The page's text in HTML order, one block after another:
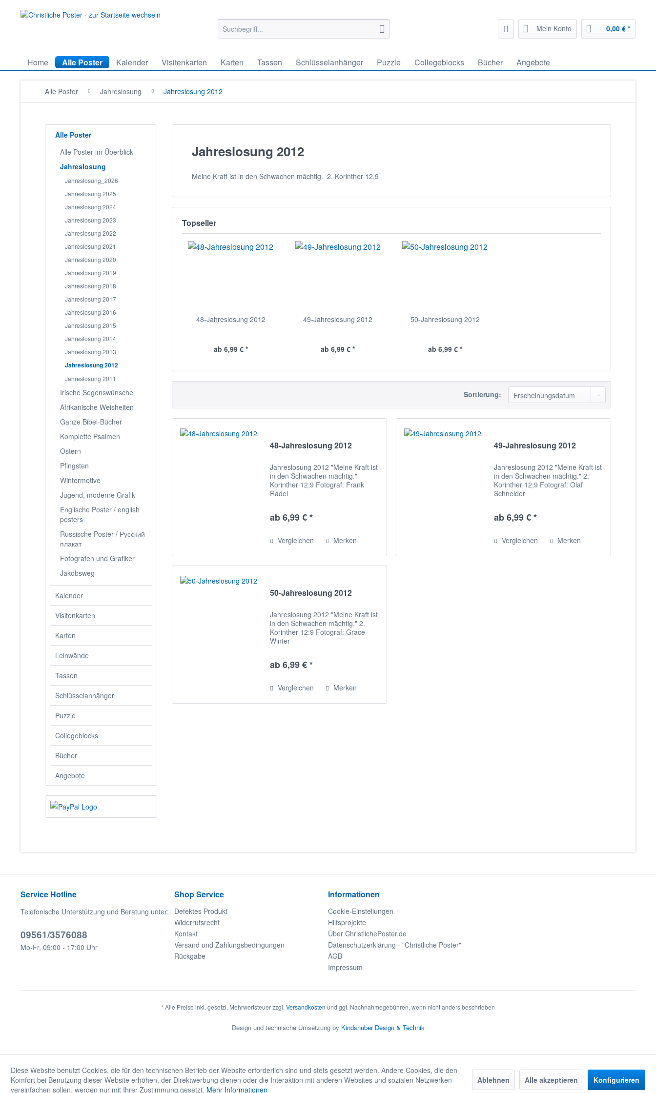
Mein Konto 0,00 € *
Home Alle Poster Kalender Visitenkarten Karten Tassen Schlüsselanhänger Puzzle Collegeblocks Bücher Angebote
Alle Poster Jahreslosung Jahreslosung 2012
Alle Poster
Alle Poster im Überblick
Jahreslosung
Jahreslosung_2026
Jahreslosung 2025
Jahreslosung 2024
Jahreslosung 2023
Jahreslosung 2022
Jahreslosung 2021
Jahreslosung 2020
Jahreslosung 2019
Jahreslosung 2018
Jahreslosung 2017
Jahreslosung 2016
Jahreslosung 2015
Jahreslosung 2014
Jahreslosung 2013
Jahreslosung 2012
Jahreslosung 2011
Irische Segenswünsche
Afrikanische Weisheiten
Ganze Bibel-Bücher
Komplette Psalmen
Ostern
Pfingsten
Wintermotive
Jugend, moderne Grafik
Englische Poster / english
posters
Russische Poster / Русский
плакат
Fotografen und Grafiker
Jakobsweg
Kalender
Visitenkarten
Karten
Leinwände
Tassen
Schlüsselanhänger
Puzzle
Collegeblocks
Bücher
Angebote
Jahreslosung 2012
Meine Kraft ist in den Schwachen mächtig. 2. Korinther 12,9
Topseller
48-Jahreslosung 2012
ab 6,99 € *
49-Jahreslosung 2012
ab 6,99 € *
50-Jahreslosung 2012
ab 6,99 € *
Sortierung:
48-Jahreslosung 2012
Jahreslosung 2012 "Meine Kraft ist
in den Schwachen mächtig."
Korinther 12,9 Fotograf: Frank
Radel
ab 6,99 € *
Vergleichen Merken
49-Jahreslosung 2012
Jahreslosung 2012 "Meine Kraft ist
in den Schwachen mächtig." 2.
Korinther 12,9 Fotograf: Olaf
Schneider
ab 6,99 € *
Vergleichen Merken
50-Jahreslosung 2012
Jahreslosung 2012 "Meine Kraft ist
in den Schwachen mächtig." 2.
Korinther 12:9 Fotograf: Grace
Winter
ab 6,99 € *
Vergleichen Merken
Service Hotline
Telefonische Unterstützung und Beratung unter:
09561/3576088
Mo-Fr, 09:00 - 17:00 Uhr
Shop Service
Defektes Produkt
Widerrufsrecht
Kontakt
Versand und Zahlungsbedingungen
Rückgabe
Informationen
Cookie-Einstellungen
Hilfsprojekte
Über ChristlichePoster.de
Datenschutzerklärung - "Christliche Poster"
AGB
Impressum
* Alle Preise inkl. gesetzl. Mehrwertsteuer zzgl. Versandkosten und ggf. Nachnahmegebühren, wenn nicht anders beschrieben
Design und technische Umsetzung by Kindshuber Design & Technik
Diese Website benutzt Cookies, die für den technischen Betrieb der Website erforderlich sind und stets gesetzt werden. Andere Cookies, die den
Komfort bei Benutzung dieser Website erhöhen, der Direktwerbung dienen oder die Interaktion mit anderen Websites und sozialen Netzwerken
vereinfachen sollen, werden nur mit Ihrer Zustimmung gesetzt. Mehr Informationen
Ablehnen Alle akzeptieren Konfigurieren